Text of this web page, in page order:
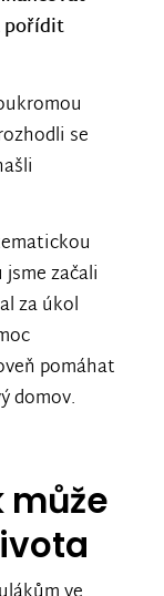
pořídit
se
začali
za úkol
pomáhat
domov.
může